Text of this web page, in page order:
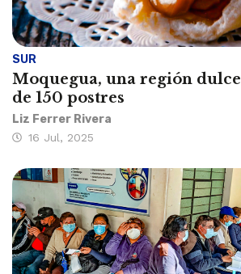
SUR
Moquegua, una región
de 150 postres
Liz Ferrer Rivera
16 Jul, 2025